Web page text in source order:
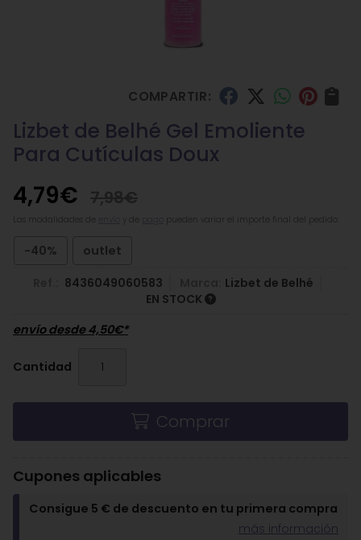
COMPARTIR:
Lizbet de Belhé Gel Emoliente
Para Cutículas Doux
4,79€
pueden variar el importe final del pedido.
-40% outlet
8436049060583
Lizbet de Belhé
EN STOCK
envío desde4,50€*
Cantidad
Comprar
Cupones aplicables
Consigue 5 € de descuento en tu primera compra
más información